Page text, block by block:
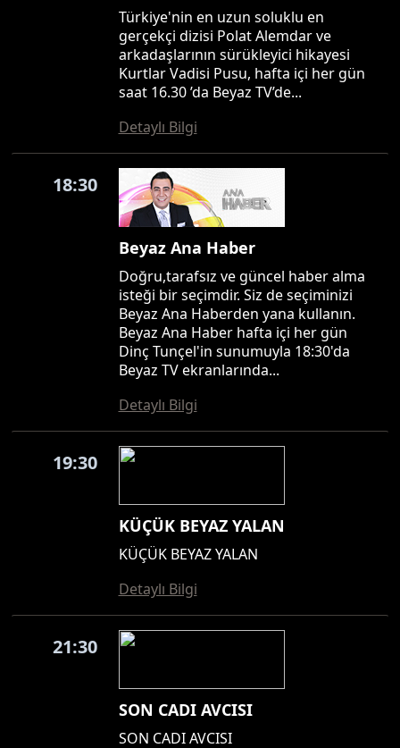
Türkiye'nin en uzun soluklu en
gerçekçi dizisi Polat Alemdar ve
arkadaşlarının sürükleyici hikayesi
Kurtlar Vadisi Pusu, hafta içi her gün
saat 16.30 ’da Beyaz TV’de...
Detaylı Bilgi
18:30
Beyaz Ana Haber
Doğru,tarafsız ve güncel haber alma
isteği bir seçimdir. Siz de seçiminizi
Beyaz Ana Haberden yana kullanın.
Beyaz Ana Haber hafta içi her gün
Dinç Tunçel'in sunumuyla 18:30'da
Beyaz TV ekranlarında...
Detaylı Bilgi
19:30
KÜÇÜK BEYAZ YALAN
KÜÇÜK BEYAZ YALAN
Detaylı Bilgi
21:30
SON CADI AVCISI
SON CADI AVCISI